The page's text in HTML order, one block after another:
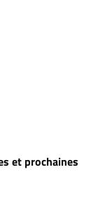
et prochaines